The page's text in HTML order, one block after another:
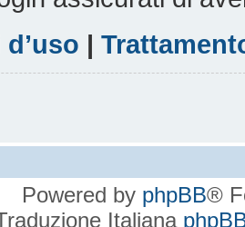
|
Powered by phpBB®
Italiana